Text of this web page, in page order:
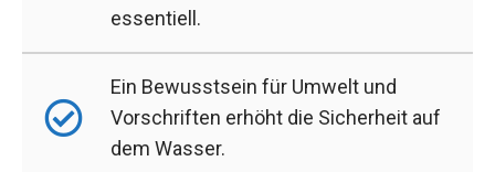
essentiell.
Ein Bewusstsein für Umwelt und
Vorschriften erhöht die Sicherheit auf
dem Wasser.